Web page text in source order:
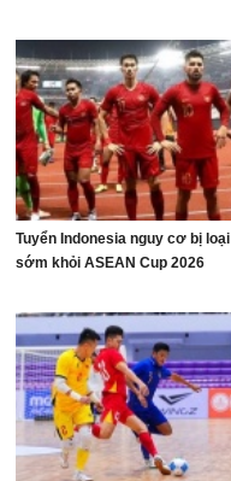
Tuyển Indonesia nguy cơ bị loại
sớm khỏi ASEAN Cup 2026